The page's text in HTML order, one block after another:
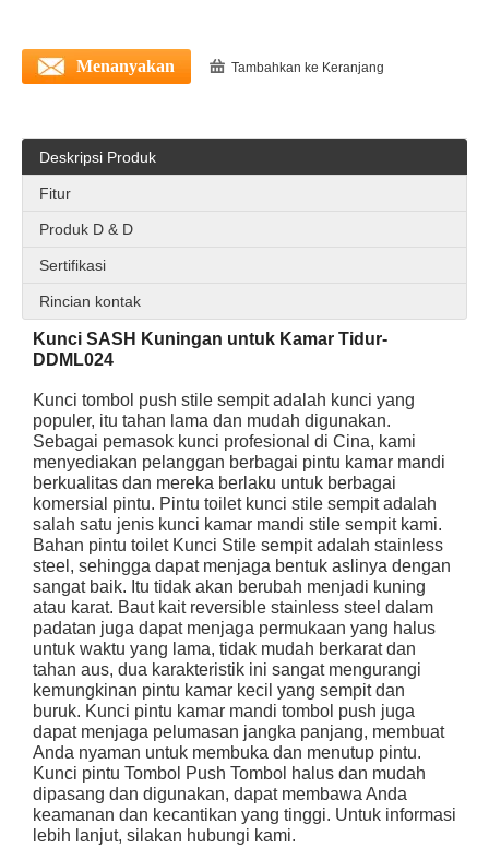
SS304 Key Operated Fire Rated Door Lock-DDML013 CE SS304 Roller Bolt Euro Dead Lock-DDML010
Menanyakan Tambahkan ke Keranjang
Deskripsi Produk
Fitur
Produk D & D
Sertifikasi
Rincian kontak
Kunci SASH Kuningan untuk Kamar Tidur-
DDML024
Kunci tombol push stile sempit adalah kunci yang
populer, itu tahan lama dan mudah digunakan.
Sebagai pemasok kunci profesional di Cina, kami
menyediakan pelanggan berbagai pintu kamar mandi
berkualitas dan mereka berlaku untuk berbagai
komersial pintu. Pintu toilet kunci stile sempit adalah
salah satu jenis kunci kamar mandi stile sempit kami.
Bahan pintu toilet Kunci Stile sempit adalah stainless
steel, sehingga dapat menjaga bentuk aslinya dengan
sangat baik. Itu tidak akan berubah menjadi kuning
atau karat. Baut kait reversible stainless steel dalam
padatan juga dapat menjaga permukaan yang halus
untuk waktu yang lama, tidak mudah berkarat dan
tahan aus, dua karakteristik ini sangat mengurangi
kemungkinan pintu kamar kecil yang sempit dan
buruk. Kunci pintu kamar mandi tombol push juga
dapat menjaga pelumasan jangka panjang, membuat
Anda nyaman untuk membuka dan menutup pintu.
Kunci pintu Tombol Push Tombol halus dan mudah
dipasang dan digunakan, dapat membawa Anda
keamanan dan kecantikan yang tinggi. Untuk informasi
lebih lanjut, silakan hubungi kami.